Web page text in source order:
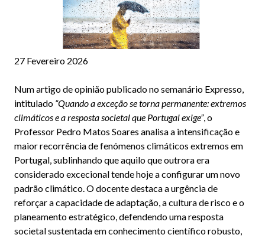
27 Fevereiro 2026
Num artigo de opinião publicado no semanário Expresso,
intitulado “Quando a exceção se torna permanente: extremos
climáticos e a resposta societal que Portugal exige”, o
Professor Pedro Matos Soares analisa a intensificação e
maior recorrência de fenómenos climáticos extremos em
Portugal, sublinhando que aquilo que outrora era
considerado excecional tende hoje a configurar um novo
padrão climático. O docente destaca a urgência de
reforçar a capacidade de adaptação, a cultura de risco e o
planeamento estratégico, defendendo uma resposta
societal sustentada em conhecimento científico robusto,